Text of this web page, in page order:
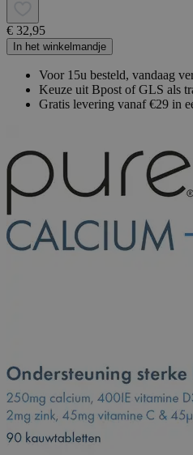
€ 32,95
In het winkelmandje
Voor 15u besteld, vandaag
Keuze uit Bpost of GLS als
Gratis levering vanaf €29 in